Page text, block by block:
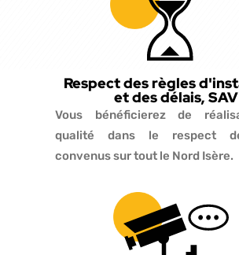
Respect des règles
et des délais, SAV
Vous bénéficierez de
qualité dans le respect
convenus sur tout le Nord Isère.